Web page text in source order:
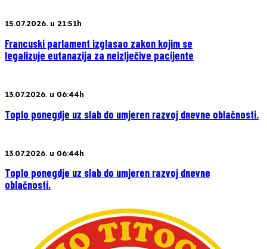
15.07.2026. u 21:51h
Francuski parlament izglasao zakon kojim se
legalizuje eutanazija za neizlječive pacijente
13.07.2026. u 06:44h
Toplo ponegdje uz slab do umjeren razvoj dnevne oblačnosti.
13.07.2026. u 06:44h
Toplo ponegdje uz slab do umjeren razvoj dnevne
oblačnosti.